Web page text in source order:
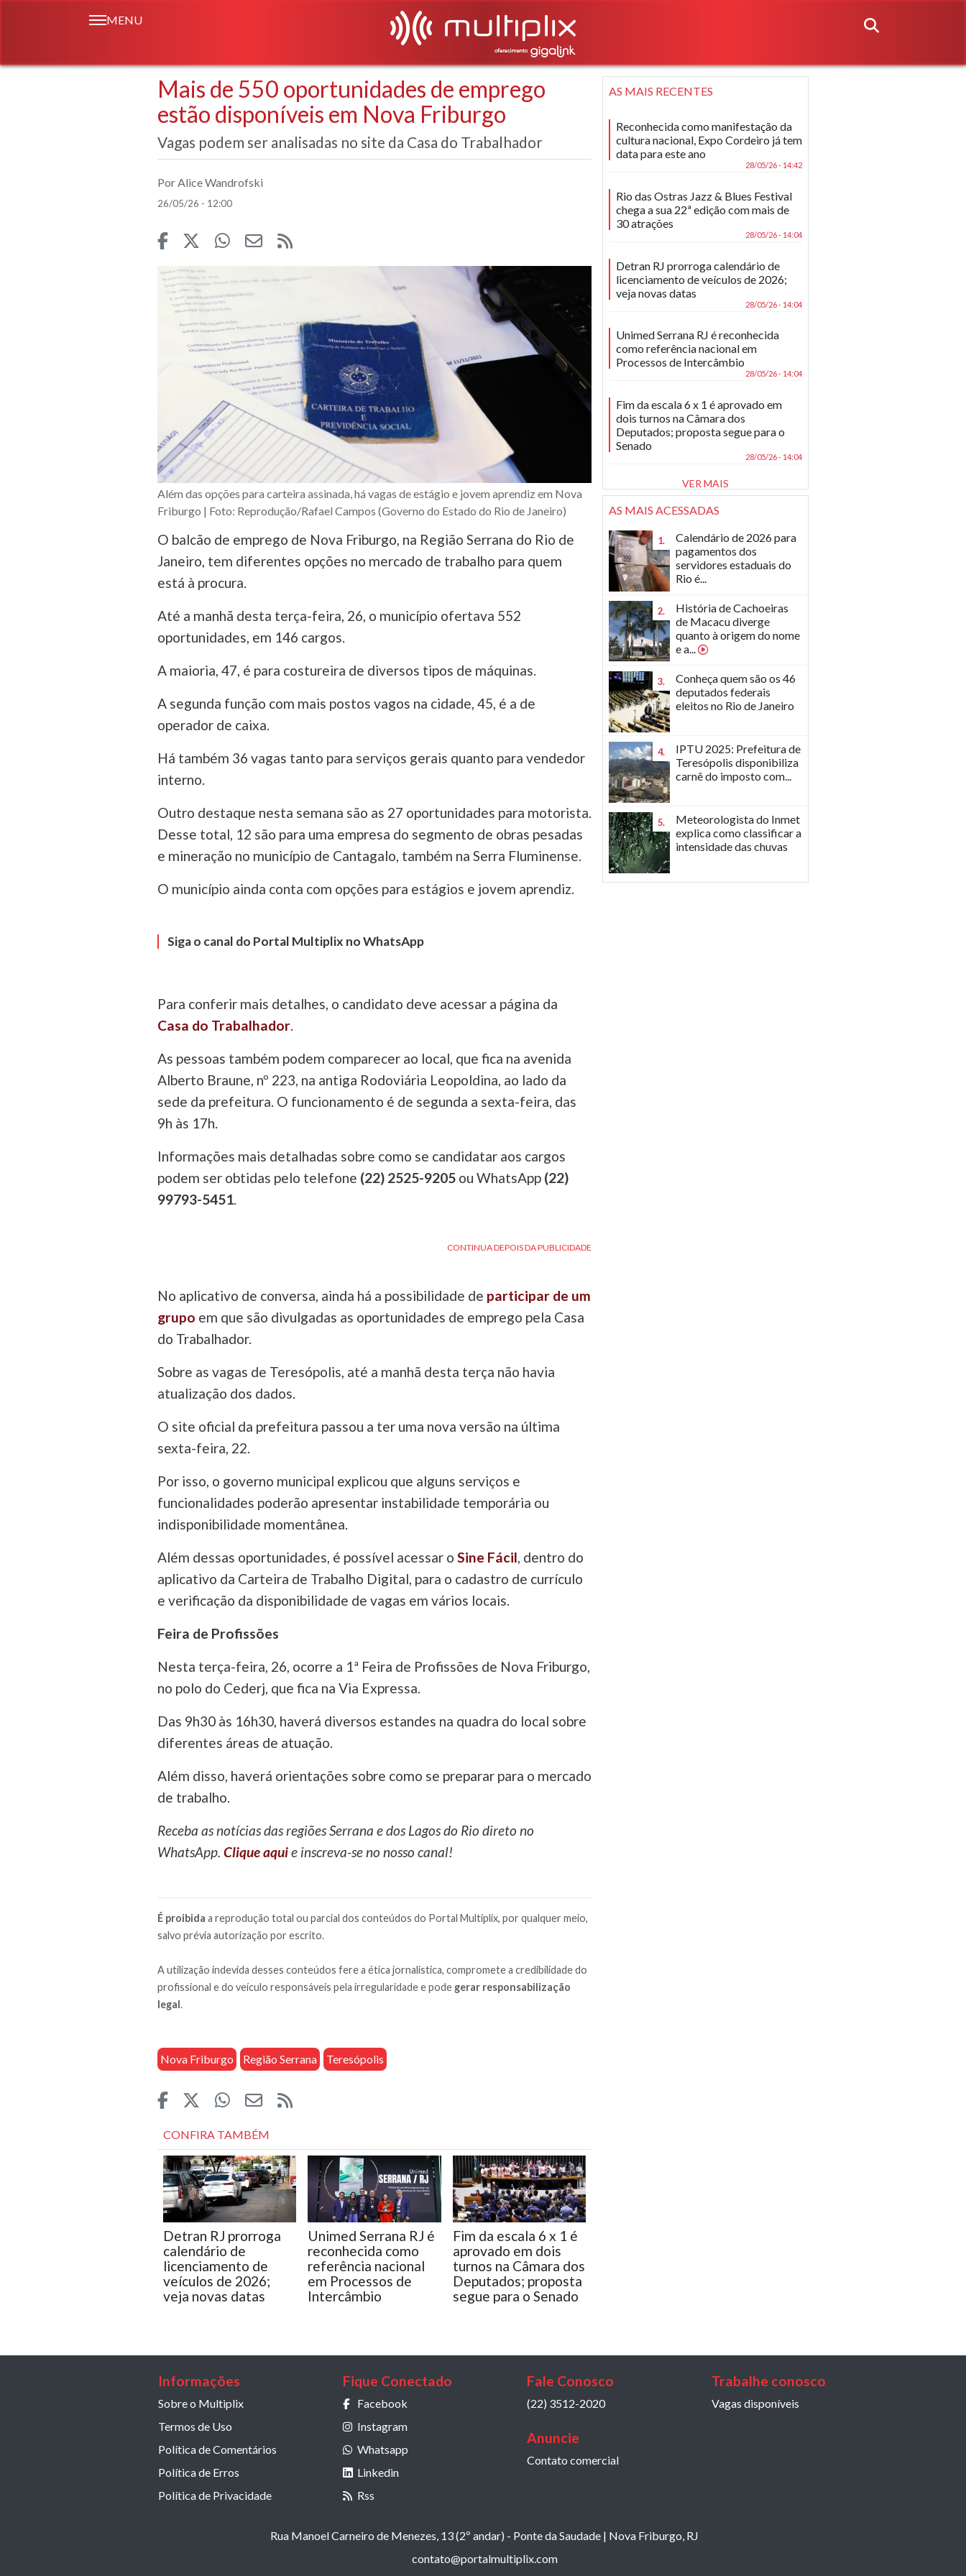
MENU
Mais de 550 oportunidades de emprego
estão disponíveis em Nova Friburgo
Vagas podem ser analisadas no site da Casa do Trabalhador
Por Alice Wandrofski
26/05/26 - 12:00
Além das opções para carteira assinada, há vagas de estágio e jovem aprendiz em Nova
Friburgo | Foto: Reprodução/Rafael Campos (Governo do Estado do Rio de Janeiro)
O balcão de emprego de Nova Friburgo, na Região Serrana do Rio de
Janeiro, tem diferentes opções no mercado de trabalho para quem
está à procura.
Até a manhã desta terça-feira, 26, o município ofertava 552
oportunidades, em 146 cargos.
A maioria, 47, é para costureira de diversos tipos de máquinas.
A segunda função com mais postos vagos na cidade, 45, é a de
operador de caixa.
Há também 36 vagas tanto para serviços gerais quanto para vendedor
interno.
Outro destaque nesta semana são as 27 oportunidades para motorista.
Desse total, 12 são para uma empresa do segmento de obras pesadas
e mineração no município de Cantagalo, também na Serra Fluminense.
O município ainda conta com opções para estágios e jovem aprendiz.
Siga o canal do Portal Multiplix no WhatsApp
Para conferir mais detalhes, o candidato deve acessar a página da
Casa do Trabalhador.
As pessoas também podem comparecer ao local, que fica na avenida
Alberto Braune, nº 223, na antiga Rodoviária Leopoldina, ao lado da
sede da prefeitura. O funcionamento é de segunda a sexta-feira, das
9h às 17h.
Informações mais detalhadas sobre como se candidatar aos cargos
podem ser obtidas pelo telefone (22) 2525-9205ou WhatsApp (22)
99793-5451.
No aplicativo de conversa, ainda há a possibilidade de participar de um
grupo em que são divulgadas as oportunidades de emprego pela Casa
do Trabalhador.
Sobre as vagas de Teresópolis, até a manhã desta terça não havia
atualização dos dados.
O site oficial da prefeitura passou a ter uma nova versão na última
sexta-feira, 22.
Por isso, o governo municipal explicou que alguns serviços e
funcionalidades poderão apresentar instabilidade temporária ou
indisponibilidade momentânea.
Além dessas oportunidades, é possível acessar o Sine Fácil, dentro do
aplicativo da Carteira de Trabalho Digital, para o cadastro de currículo
e verificação da disponibilidade de vagas em vários locais.
Feira de Profissões
Nesta terça-feira, 26, ocorre a 1ª Feira de Profissões de Nova Friburgo,
no polo do Cederj, que fica na Via Expressa.
Das 9h30 às 16h30, haverá diversos estandes na quadra do local sobre
diferentes áreas de atuação.
Além disso, haverá orientações sobre como se preparar para o mercado
de trabalho.
Receba as notícias das regiões Serrana e dos Lagos do Rio direto no
WhatsApp. Clique aquie inscreva-se no nosso canal!
É proibida a reprodução total ou parcial dos conteúdos do Portal Multiplix, por qualquer meio,
salvo prévia autorização por escrito.
A utilização indevida desses conteúdos fere a ética jornalística, compromete a credibilidade do
profissional e do veículo responsáveis pela irregularidade e pode gerar responsabilização
legal.
Nova Friburgo Região Serrana Teresópolis
CONFIRA TAMBÉM
Detran RJ prorroga
calendário de
licenciamento de
veículos de 2026;
veja novas datas
Unimed Serrana RJ é
reconhecida como
referência nacional
em Processos de
Intercâmbio
Fim da escala 6 x 1 é
aprovado em dois
turnos na Câmara dos
Deputados; proposta
segue para o Senado
AS MAIS RECENTES
Reconhecida como manifestação da
cultura nacional, Expo Cordeiro já tem
data para este ano
28/05/26 - 14:42
Rio das Ostras Jazz & Blues Festival
chega a sua 22ª edição com mais de
30 atrações
28/05/26 - 14:04
Detran RJ prorroga calendário de
licenciamento de veículos de 2026;
veja novas datas
28/05/26 - 14:04
Unimed Serrana RJ é reconhecida
como referência nacional em
Processos de Intercâmbio
28/05/26 - 14:04
Fim da escala 6 x 1 é aprovado em
dois turnos na Câmara dos
Deputados; proposta segue para o
Senado
28/05/26 - 14:04
VER MAIS
AS MAIS ACESSADAS
1.
Calendário de 2026 para
pagamentos dos
servidores estaduais do
Rio é...
2.
História de Cachoeiras
de Macacu diverge
quanto à origem do nome
e a...
3.
Conheça quem são os 46
deputados federais
eleitos no Rio de Janeiro
4.
IPTU 2025: Prefeitura de
Teresópolis disponibiliza
carnê do imposto com...
5.
Meteorologista do Inmet
explica como classificar a
intensidade das chuvas
Informações
Sobre o Multiplix
Termos de Uso
Política de Comentários
Política de Erros
Política de Privacidade
Fique Conectado
Facebook
Instagram
Whatsapp
Linkedin
Rss
Fale Conosco
(22) 3512-2020
Anuncie
Contato comercial
Trabalhe conosco
Vagas disponíveis
Rua Manoel Carneiro de Menezes, 13 (2º andar) - Ponte da Saudade | Nova Friburgo, RJ
contato@portalmultiplix.com